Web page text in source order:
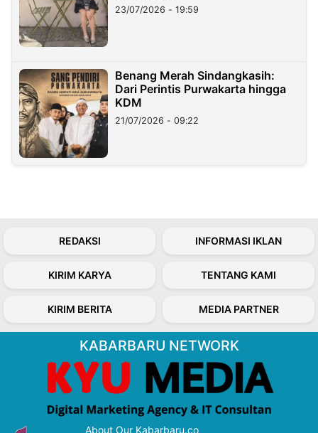
23/07/2026 - 19:59
Benang Merah Sindangkasih:
Dari Perintis Purwakarta hingga
KDM
21/07/2026 - 09:22
REDAKSI INFORMASI IKLAN
KIRIM KARYA TENTANG KAMI
KIRIM BERITA MEDIA PARTNER
KABARBARU NETWORK
About Our Kabarbaru.co